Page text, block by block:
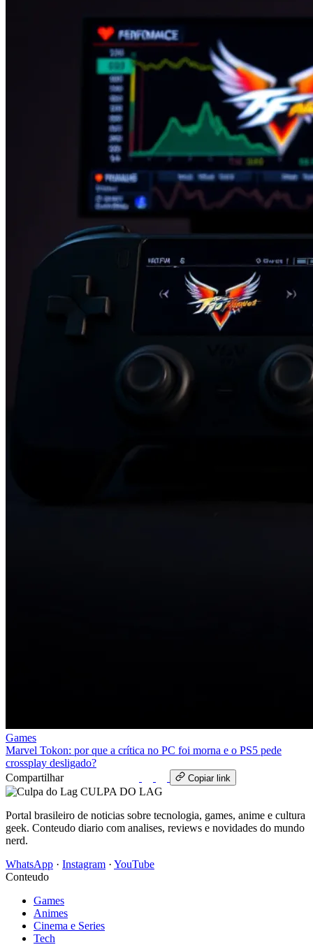
Games
Marvel Tokon: por que a crítica no PC foi morna e o PS5 pede
crossplay desligado?
Compartilhar
Copiar link
CULPA DO LAG
Portal brasileiro de noticias sobre tecnologia, games, anime e cultura
geek. Conteudo diario com analises, reviews e novidades do mundo
nerd.
WhatsApp · Instagram · YouTube
Conteudo
Games
Animes
Cinema e Series
Tech